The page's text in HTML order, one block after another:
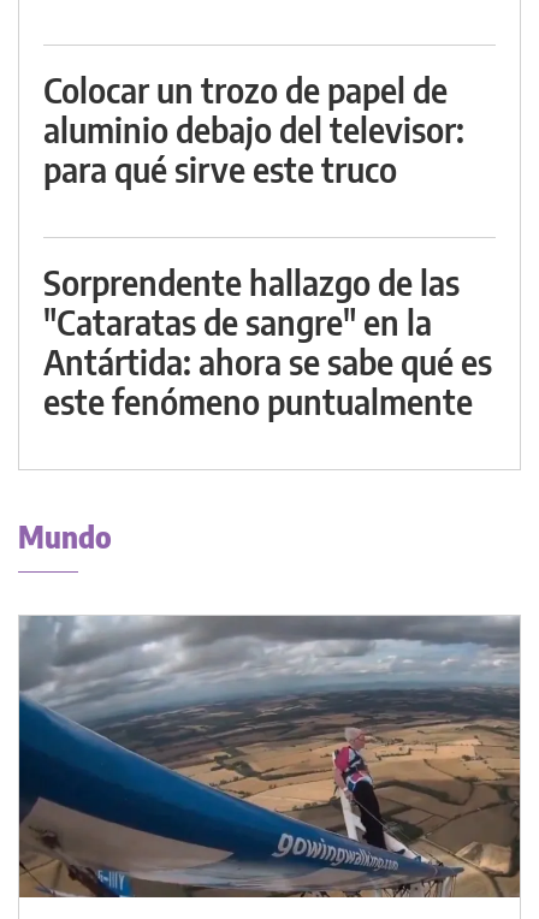
Colocar un trozo de papel de
aluminio debajo del televisor:
para qué sirve este truco
Sorprendente hallazgo de las
"Cataratas de sangre" en la
Antártida: ahora se sabe qué es
este fenómeno puntualmente
Mundo